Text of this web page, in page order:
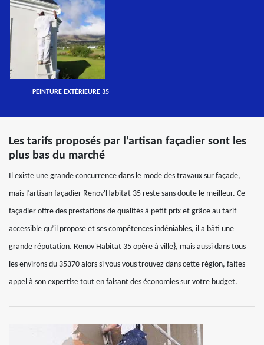
PEINTURE EXTÉRIEURE 35
Les tarifs proposés par l’artisan façadier sont les
plus bas du marché
Il existe une grande concurrence dans le mode des travaux sur façade,
mais l’artisan façadier Renov'Habitat 35 reste sans doute le meilleur. Ce
façadier offre des prestations de qualités à petit prix et grâce au tarif
accessible qu’il propose et ses compétences indéniables, il a bâti une
grande réputation. Renov'Habitat 35 opère à ville}, mais aussi dans tous
les environs du 35370 alors si vous vous trouvez dans cette région, faites
appel à son expertise tout en faisant des économies sur votre budget.